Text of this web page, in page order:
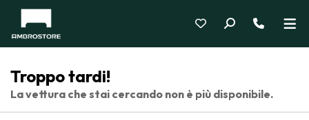
Troppo tardi!
La vettura che stai cercando non è più disponibile.